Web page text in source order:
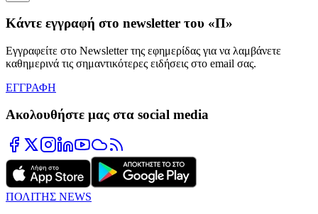
Κάντε εγγραφή στο newsletter του «Π»
Εγγραφείτε στο Newsletter της εφημερίδας για να λαμβάνετε
καθημερινά τις σημαντικότερες ειδήσεις στο email σας.
ΕΓΓΡΑΦΗ
Ακολουθήστε μας στα social media
ΠΟΛΙΤΗΣ NEWS